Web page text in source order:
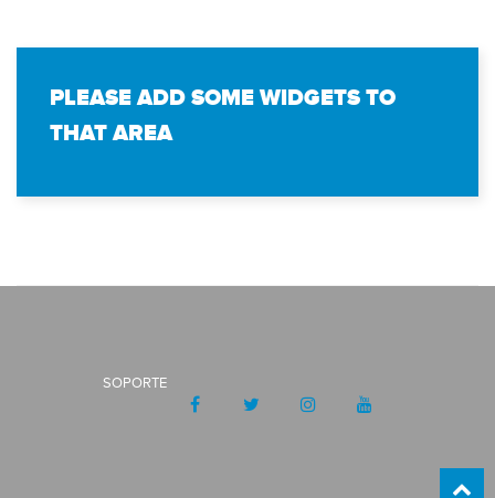
PLEASE ADD SOME WIDGETS TO
THAT AREA
SOPORTE